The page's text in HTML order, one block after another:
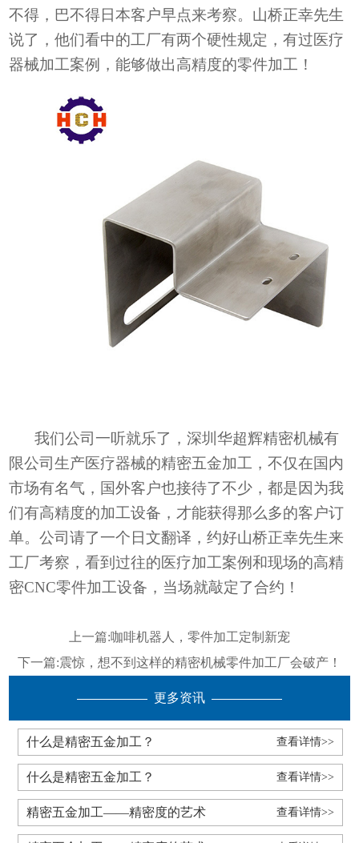
不得，巴不得日本客户早点来考察。山桥正幸先生
说了，他们看中的工厂有两个硬性规定，有过医疗
器械加工案例，能够做出高精度的零件加工！
我们公司一听就乐了，深圳华超辉精密机械有
限公司生产医疗器械的精密五金加工，不仅在国内
市场有名气，国外客户也接待了不少，都是因为我
们有高精度的加工设备，才能获得那么多的客户订
单。公司请了一个日文翻译，约好山桥正幸先生来
工厂考察，看到过往的医疗加工案例和现场的高精
密CNC零件加工设备，当场就敲定了合约！
上一篇:咖啡机器人，零件加工定制新宠
下一篇:震惊，想不到这样的精密机械零件加工厂会破产！
更多资讯
什么是精密五金加工？ 查看详情>>
什么是精密五金加工？ 查看详情>>
精密五金加工——精密度的艺术 查看详情>>